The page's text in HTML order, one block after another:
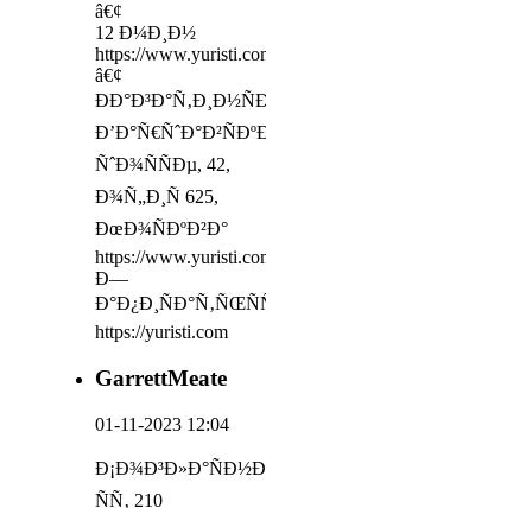
â€¢
12 Ð¼Ð¸Ð½
https://www.yuristi.com
â€¢
ÐÐ°Ð³Ð°Ñ‚Ð¸Ð½ÑÐºÐ°Ñ
Ð’Ð°Ñ€ÑˆÐ°Ð²ÑÐºÐ¾Ðµ
ÑˆÐ¾ÑÑÐµ, 42,
Ð¾Ñ„Ð¸Ñ 625,
ÐœÐ¾ÑÐºÐ²Ð°
https://www.yuristi.com
Ð—
Ð°Ð¿Ð¸ÑÐ°Ñ‚ÑŒÑÑ
https://yuristi.com
GarrettMeate
01-11-2023 12:04
Ð¡Ð¾Ð³Ð»Ð°ÑÐ½Ð¾
ÑÑ‚ 210